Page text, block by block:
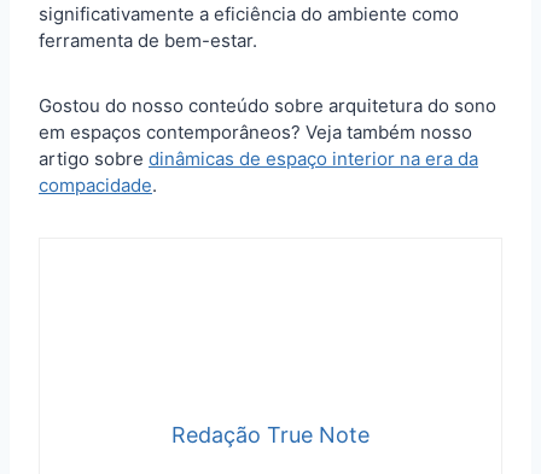
significativamente a eficiência do ambiente como
ferramenta de bem-estar.
Gostou do nosso conteúdo sobre arquitetura do sono
em espaços contemporâneos? Veja também nosso
artigo sobre dinâmicas de espaço interior na era da
compacidade.
Redação True Note